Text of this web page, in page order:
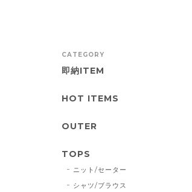
CATEGORY
即納ITEM
HOT ITEMS
OUTER
TOPS
ニット/セーター
シャツ/ブラウス